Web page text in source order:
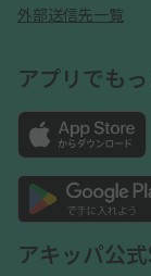
外部送信先一覧
アプリでも
アキッパ公